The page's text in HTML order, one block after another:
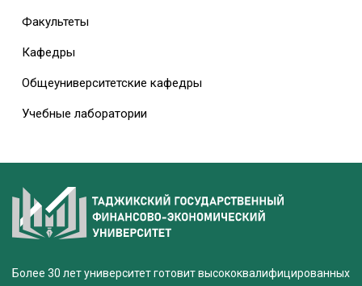
Факультеты
Кафедры
Общеуниверситетские кафедры
Учебные лаборатории
Более 30 лет университет готовит высококвалифицированных